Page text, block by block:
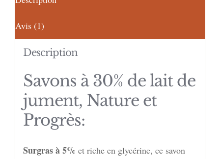
jument
Avis (1)
Description
Savons à 30% de lait de
jument, Nature et
Progrès:
Surgras à 5% et riche en glycérine, ce savon